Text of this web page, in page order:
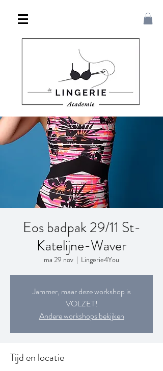
Eos badpak 29/11 St-
Katelijne-Waver
ma 29 nov
  |
Lingerie4You
Jammer, maar deze workshop is
VOLZET!
Andere workshops bekijken
Tijd en locatie